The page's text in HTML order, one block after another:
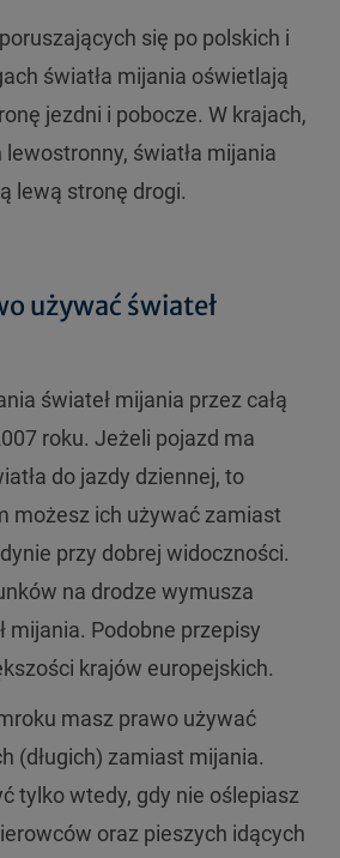
się po polskich i
światła mijania oświetlają
jezdni i pobocze. W krajach,
światła mijania
lewą stronę drogi.
używać świateł
świateł mijania przez całą
roku. Jeżeli pojazd ma
do jazdy dziennej, to
możesz ich używać zamiast
przy dobrej widoczności.
na drodze wymusza
mijania. Podobne przepisy
krajów europejskich.
masz prawo używać
(długich) zamiast mijania.
tylko wtedy, gdy nie oślepiasz
oraz pieszych idących